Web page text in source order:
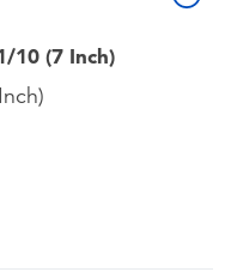
10 (7 Inch)